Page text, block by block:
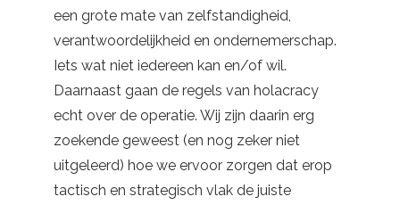
een grote mate van zelfstandigheid,
verantwoordelijkheid en ondernemerschap.
Iets wat niet iedereen kan en/of wil.
Daarnaast gaan de regels van holacracy
echt over de operatie. Wij zijn daarin erg
zoekende geweest (en nog zeker niet
uitgeleerd) hoe we ervoor zorgen dat erop
tactisch en strategisch vlak de juiste